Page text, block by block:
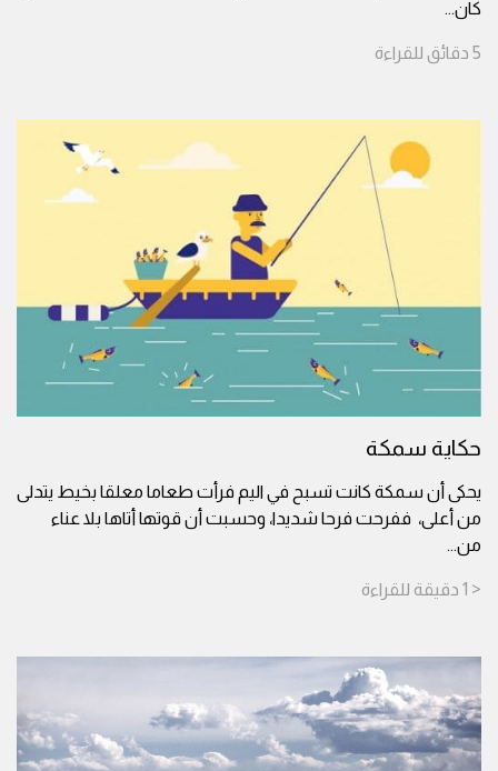
كان...
5 دقائق للقراءة
حكاية سمكة
يحكى أن سمكة كانت تسبح في اليم فرأت طعاما معلقا بخيط يتدلى
من أعلى، ففرحت فرحا شديدا، وحسبت أن قوتها أتاها بلا عناء
من...
< 1 دقيقة للقراءة